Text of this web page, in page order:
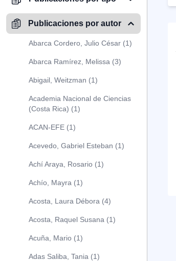
Publicaciones por autor
Abarca Cordero, Julio César (1)
Abarca Ramírez, Melissa (3)
Abigail, Weitzman (1)
Academia Nacional de Ciencias
(Costa Rica) (1)
ACAN-EFE (1)
Acevedo, Gabriel Esteban (1)
Achí Araya, Rosario (1)
Achío, Mayra (1)
Acosta, Laura Débora (4)
Acosta, Raquel Susana (1)
Acuña, Mario (1)
Adas Saliba, Tania (1)